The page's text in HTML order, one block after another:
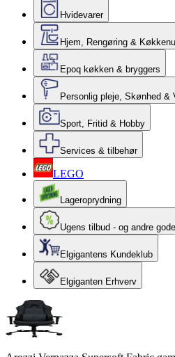
Hvidevarer
Hjem, Rengøring &
Epoq køkken & bryggers
Personlig pleje, Skønhed &
Sport, Fritid & Hobby
Services & tilbehør
LEGO
Lageroprydning
Ugens tilbud - og andre
Elgigantens Kundeklub
Elgiganten Erhverv